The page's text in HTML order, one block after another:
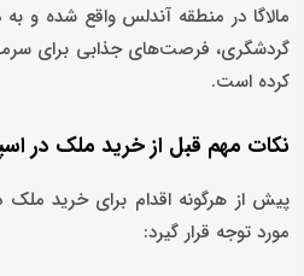
مالاگا در منطقه آندلس واقع شده و
گردشگری، فرصت‌های جذابی برای
کرده است.
نکات مهم قبل از خرید ملک در
پیش از هرگونه اقدام برای خرید ملک
مورد توجه قرار گیرد: